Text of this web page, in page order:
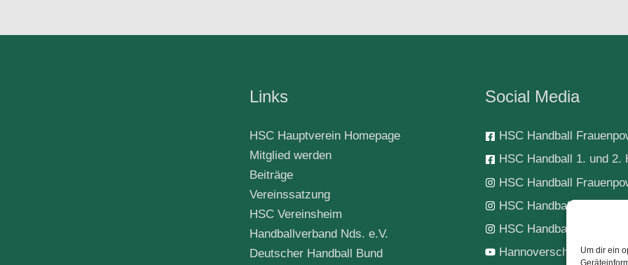
Um dir ein
Links
HSC Hauptverein Homepage
Mitglied werden
Beiträge
Vereinssatzung
HSC Vereinsheim
Handballverband Nds. e.V.
Deutscher Handball Bund
Social Media
HSC Handball
HSC Handball 1. und 2.
HSC Handball
HSC Handball 1. Herren
HSC Handball-Jugend
Hannoverscher SC